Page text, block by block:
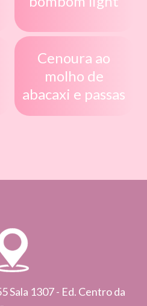
Cenoura ao
molho de
abacaxi e passas
Sala 1307 - Ed. Centro da